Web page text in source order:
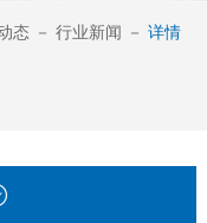
态－ 行业新闻 － 详情